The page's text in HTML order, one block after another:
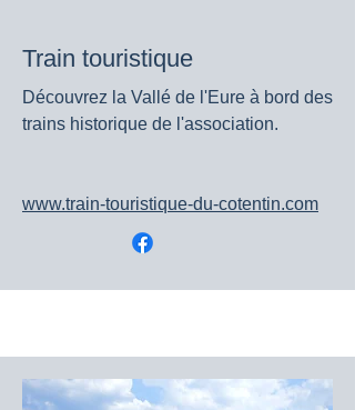
Train touristique
Découvrez la Vallé de l'Eure à bord des
trains historique de l'association.
www.train-touristique-du-cotentin.com